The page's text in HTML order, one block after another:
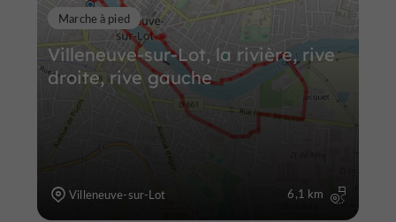
Villeneuve-sur-Lot, la rivière, rive
droite, rive gauche
Marche à pied
Villeneuve-sur-Lot 6,1 km